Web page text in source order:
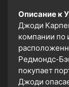
Описание к
Джоди
компании по
Редмондс-
покупает
Джоди